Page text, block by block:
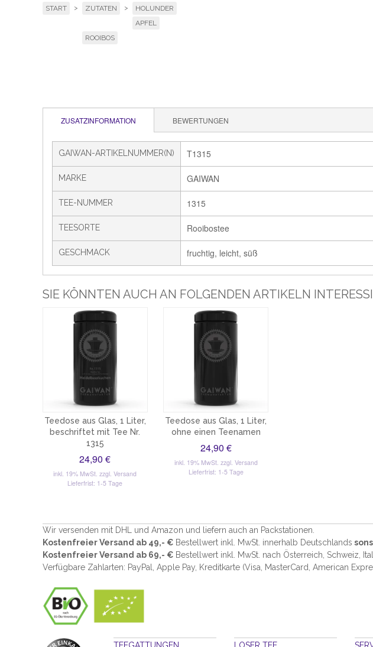
START > ZUTATEN >
HOLUNDER
APFEL
ROOIBOS
ZUSATZINFORMATION BEWERTUNGEN
GAIWAN-ARTIKELNUMMER(N) T1315
MARKE GAIWAN
TEE-NUMMER 1315
TEESORTE Rooibostee
GESCHMACK fruchtig, leicht, süß
SIE KÖNNTEN AUCH AN FOLGENDEN ARTIKELN
Teedose aus Glas, 1 Liter,
beschriftet mit Tee Nr.
1315
24,90 €
inkl. 19% MwSt.zzgl. Versand
Lieferfrist: 1-5 Tage
Teedose aus Glas, 1 Liter,
ohne einen Teenamen
24,90 €
inkl. 19% MwSt. zzgl. Versand
Lieferfrist: 1-5 Tage
Wir versenden mit DHL und Amazon und liefern auch an Packstationen.
Kostenfreier Versand ab 49,- € Bestellwert inkl. MwSt. innerhalb Deutschlands
Kostenfreier Versand ab 69,- € Bestellwert inkl. MwSt. nach Österreich, Schweiz,
Verfügbare Zahlarten: PayPal, Apple Pay, Kreditkarte (Visa, MasterCard, American
TEEGATTUNGEN LOSER TEE